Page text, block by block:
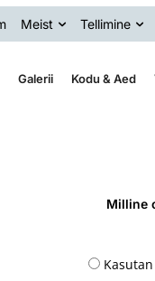
Meist Tellimine
Galerii Kodu & Aed
Milline